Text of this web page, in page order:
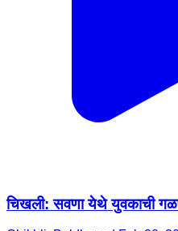
चिखली: सवणा येथे युवकाची